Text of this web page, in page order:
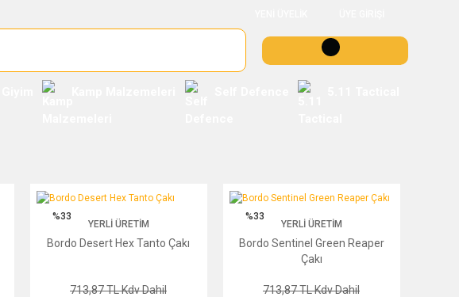
Bordo Desert Hex Tanto Çakı
%33
YERLI ÜRETIM
Bordo Desert Hex Tanto Çakı
713,87 TLKdv Dahil
Bordo Sentinel Green Reaper Çakı
%33
YERLI ÜRETIM
Bordo Sentinel Green Reaper
Çakı
713,87 TLKdv Dahil